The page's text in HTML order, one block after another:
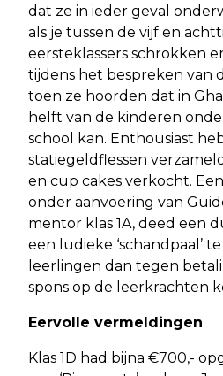
dat ze in ieder geval
als je tussen de vijf en
eersteklassers schrokken
tijdens het bespreken van
toen ze hoorden dat in
helft van de kinderen
school kan. Enthousiast
statiegeldflessen
en cup cakes verkocht.
onder aanvoering van
mentor klas 1A, deed een
een ludieke ‘schandpaal’
leerlingen dan tegen
spons op de leerkrachten
Eervolle vermeldingen
Klas 1D had bijna €700,-